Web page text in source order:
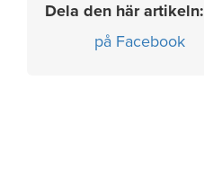
Dela den här artikeln:
på Facebook